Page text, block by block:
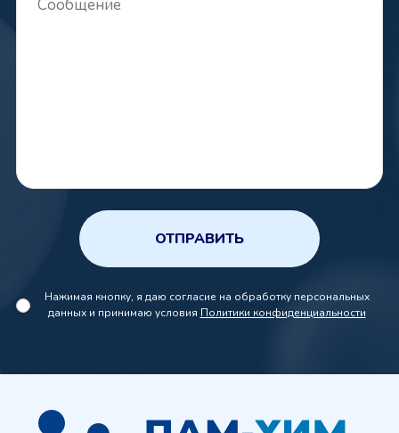
ОТПРАВИТЬ
Нажимая кнопку, я даю согласие на обработку персональных
данных и принимаю условия Политики конфиденциальности